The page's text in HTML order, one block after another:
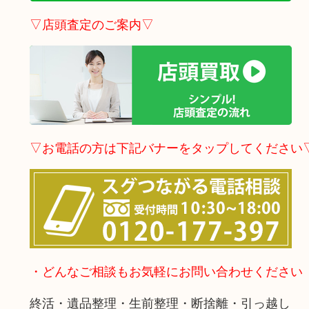
▽店頭査定のご案内▽
▽お電話の方は下記バナーをタップしてくださ
・どんなご相談もお気軽にお問い合わせください
終活・遺品整理・生前整理・断捨離・引っ越し